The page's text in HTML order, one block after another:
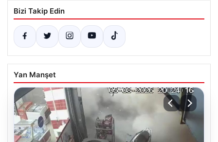
Bizi Takip Edin
Yan Manşet